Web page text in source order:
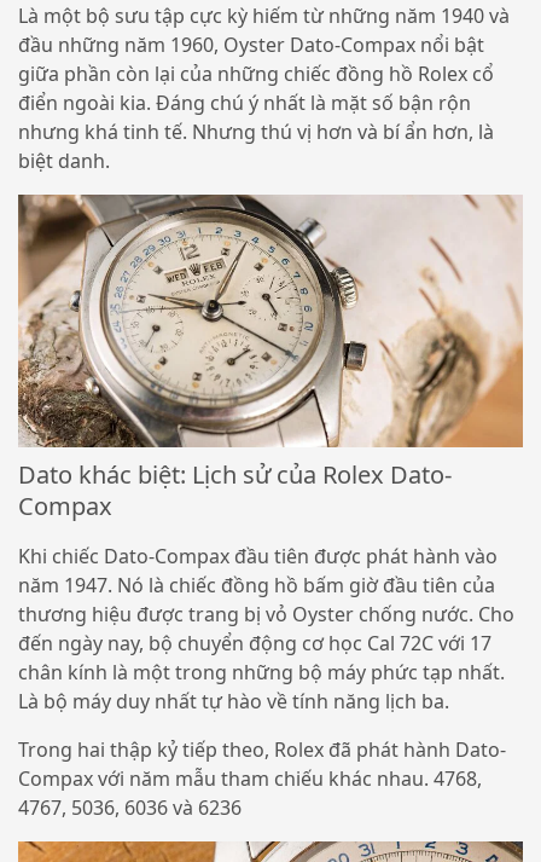
Là một bộ sưu tập cực kỳ hiếm từ những năm 1940 và
đầu những năm 1960, Oyster Dato-Compax nổi bật
giữa phần còn lại của những chiếc đồng hồ Rolex cổ
điển ngoài kia. Đáng chú ý nhất là mặt số bận rộn
nhưng khá tinh tế. Nhưng thú vị hơn và bí ẩn hơn, là
biệt danh.
Dato khác biệt: Lịch sử của Rolex Dato-
Compax
Khi chiếc Dato-Compax đầu tiên được phát hành vào
năm 1947. Nó là chiếc đồng hồ bấm giờ đầu tiên của
thương hiệu được trang bị vỏ Oyster chống nước. Cho
đến ngày nay, bộ chuyển động cơ học Cal 72C với 17
chân kính là một trong những bộ máy phức tạp nhất.
Là bộ máy duy nhất tự hào về tính năng lịch ba.
Trong hai thập kỷ tiếp theo, Rolex đã phát hành Dato-
Compax với năm mẫu tham chiếu khác nhau. 4768,
4767, 5036, 6036 và 6236